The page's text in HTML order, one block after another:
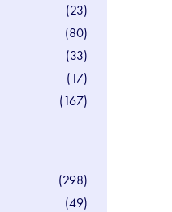
(23)
(80)
(33)
(17)
(167)
(298)
(49)